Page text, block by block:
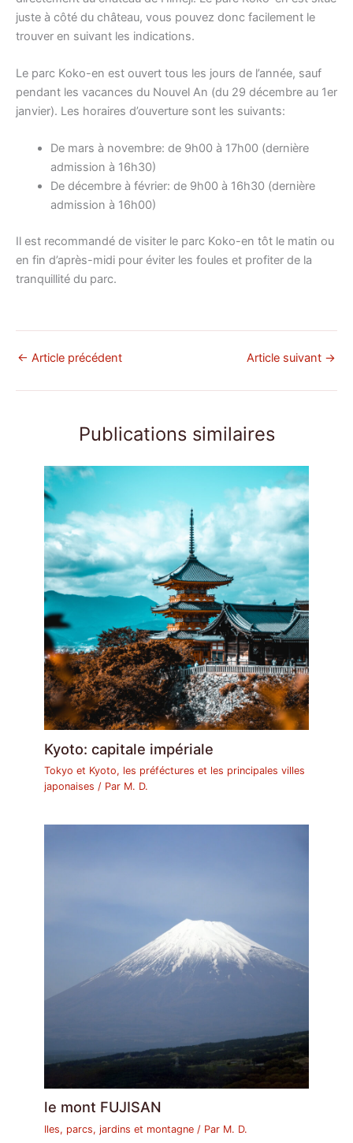
juste à côté du château, vous pouvez donc facilement le
trouver en suivant les indications.
Le parc Koko-en est ouvert tous les jours de l’année, sauf
pendant les vacances du Nouvel An (du 29 décembre au 1er
janvier). Les horaires d’ouverture sont les suivants:
De mars à novembre: de 9h00 à 17h00 (dernière
admission à 16h30)
De décembre à février: de 9h00 à 16h30 (dernière
admission à 16h00)
Il est recommandé de visiter le parc Koko-en tôt le matin ou
en fin d’après-midi pour éviter les foules et profiter de la
tranquillité du parc.
← Article précédent Article suivant →
Publications similaires
Kyoto: capitale impériale
Tokyo et Kyoto, les préféctures et les principales villes
japonaises / Par M. D.
le mont FUJISAN
Iles, parcs, jardins et montagne / Par M. D.